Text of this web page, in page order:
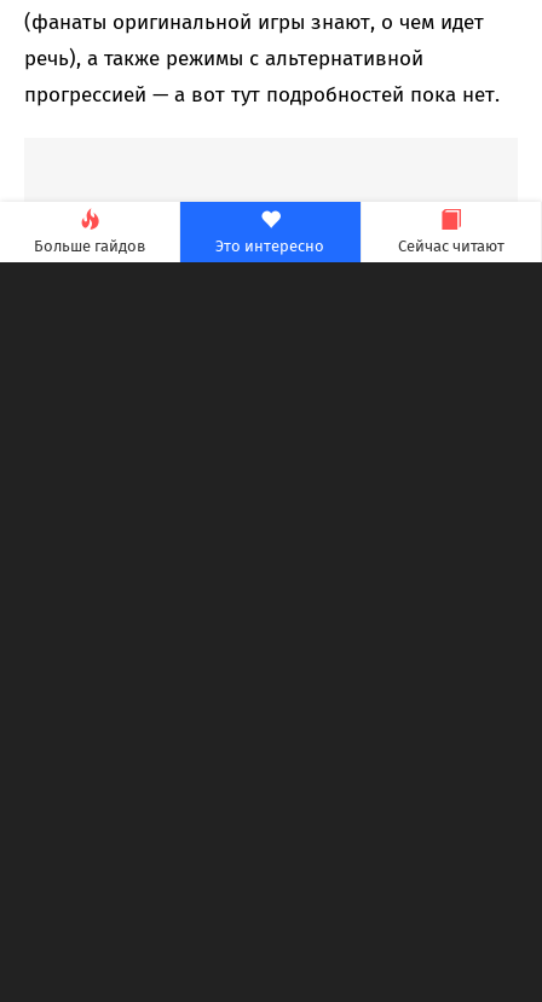
Больше гайдов Это интересно Сейчас читают
(фанаты оригинальной игры знают, о чем идет
речь), а также режимы с альтернативной
прогрессией — а вот тут подробностей пока нет.